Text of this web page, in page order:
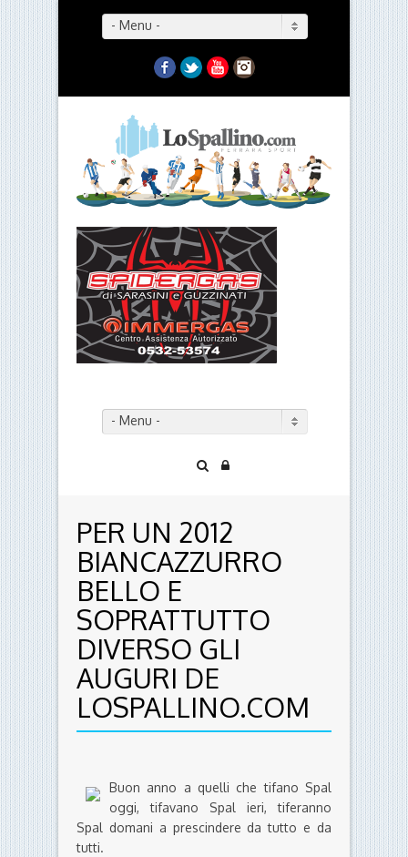
- Menu -
Facebook
TwitterYouTubeInstagram
- Menu -
PER UN 2012
BIANCAZZURRO
BELLO E
SOPRATTUTTO
DIVERSO GLI
AUGURI DE
LOSPALLINO.COM
Buon anno a quelli che tifano Spal
oggi, tifavano Spal ieri, tiferanno
Spal domani a prescindere da tutto e da
tutti.